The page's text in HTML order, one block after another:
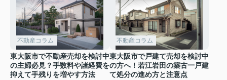
不動産コラム
東大阪市で不動産売却を検討中
の主婦必見？手数料や諸経費を
抑えて手残りを増やす方法
不動産コラム
東大阪市で戸建て売却を検討中
の方へ！若江岩田の築古一戸建
て処分の進め方と注意点